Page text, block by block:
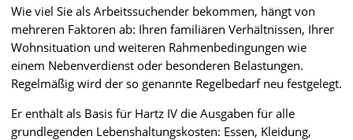
Wie viel Sie als Arbeitssuchender bekommen, hängt von
mehreren Faktoren ab: Ihren familiären Verhältnissen, Ihrer
Wohnsituation und weiteren Rahmenbedingungen wie
einem Nebenverdienst oder besonderen Belastungen.
Regelmäßig wird der so genannte Regelbedarf neu festgelegt.
Er enthält als Basis für Hartz IV die Ausgaben für alle
grundlegenden Lebenshaltungskosten: Essen, Kleidung,